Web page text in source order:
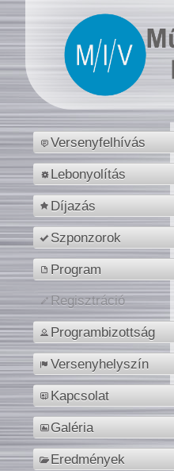
Versenyfelhívás
Lebonyolítás
Díjazás
Szponzorok
Program
Regisztráció
Programbizottság
Versenyhelyszín
Kapcsolat
Galéria
Eredmények